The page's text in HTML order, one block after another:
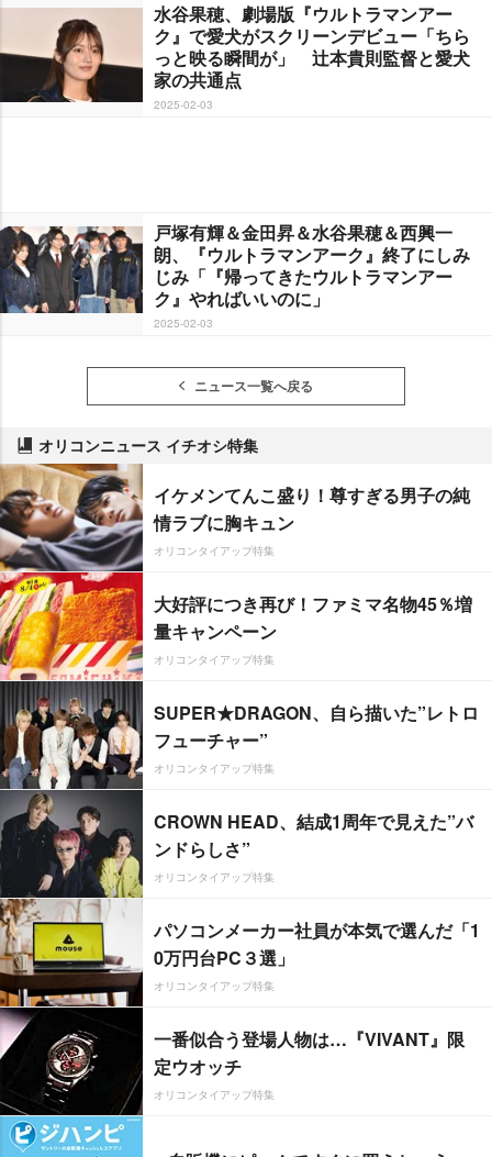
水谷果穂、劇場版『ウルトラマンアー
ク』で愛犬がスクリーンデビュー「ちら
っと映る瞬間が」 辻本貴則監督と愛犬
家の共通点
2025-02-03
戸塚有輝＆金田昇＆水谷果穂＆西興一
朗、『ウルトラマンアーク』終了にしみ
じみ「『帰ってきたウルトラマンアー
ク』やればいいのに」
2025-02-03
ニュース一覧へ戻る
オリコンニュース イチオシ特集
イケメンてんこ盛り！尊すぎる男子の純
情ラブに胸キュン
オリコンタイアップ特集
大好評につき再び！ファミマ名物45％増
量キャンペーン
オリコンタイアップ特集
SUPER★DRAGON、自ら描いた”レトロ
フューチャー”
オリコンタイアップ特集
CROWN HEAD、結成1周年で見えた”バ
ンドらしさ”
オリコンタイアップ特集
パソコンメーカー社員が本気で選んだ「1
0万円台PC３選」
オリコンタイアップ特集
一番似合う登場人物は…『VIVANT』限
定ウオッチ
オリコンタイアップ特集